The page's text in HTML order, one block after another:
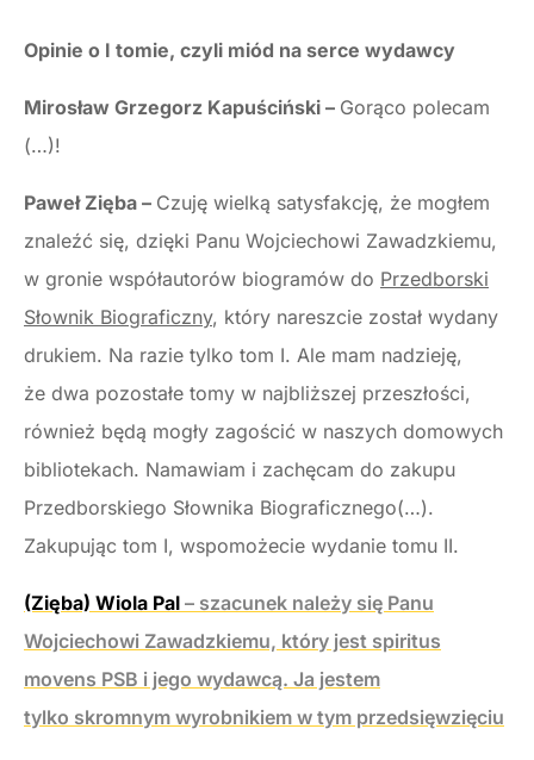
Opinie o I tomie, czyli miód na serce wydawcy
Mirosław Grzegorz Kapuściński – Gorąco polecam
(…)!
Paweł Zięba – Czuję wielką satysfakcję, że mogłem
znaleźć się, dzięki Panu Wojciechowi Zawadzkiemu,
w gronie współautorów biogramów do Przedborski
Słownik Biograficzny, który nareszcie został wydany
drukiem. Na razie tylko tom I. Ale mam nadzieję,
że dwa pozostałe tomy w najbliższej przeszłości,
również będą mogły zagościć w naszych domowych
bibliotekach. Namawiam i zachęcam do zakupu
Przedborskiego Słownika Biograficznego(…).
Zakupując tom I, wspomożecie wydanie tomu II.
(Zięba) Wiola Pal – szacunek należy się Panu
Wojciechowi Zawadzkiemu, który jest spiritus
movens PSB i jego wydawcą. Ja jestem
tylko skromnym wyrobnikiem w tym przedsięwzięciu